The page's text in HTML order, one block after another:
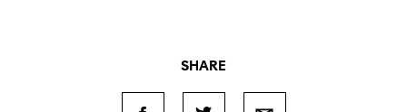
SHARE